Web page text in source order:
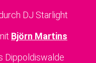
DJ Starlight
Björn Martins
Dippoldiswalde